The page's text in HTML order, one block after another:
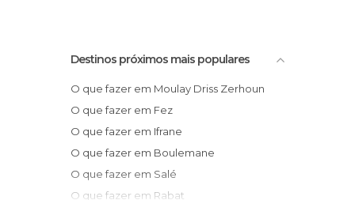
Destinos próximos mais populares
O que fazer em Moulay Driss Zerhoun
O que fazer em Fez
O que fazer em Ifrane
O que fazer em Boulemane
O que fazer em Salé
O que fazer em Rabat